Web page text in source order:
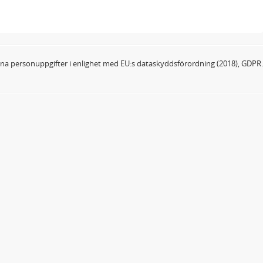
personuppgifter i enlighet med EU:s dataskyddsförordning (2018), GDPR.